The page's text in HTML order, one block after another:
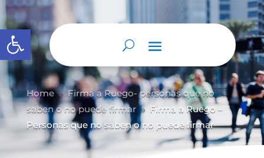
Abrir barra de herramientas
Home 9 Firma a Ruego- personas que no
saben o no puede firmar 9
Firma a Ruego –
Personas que no saben o no puede firmar